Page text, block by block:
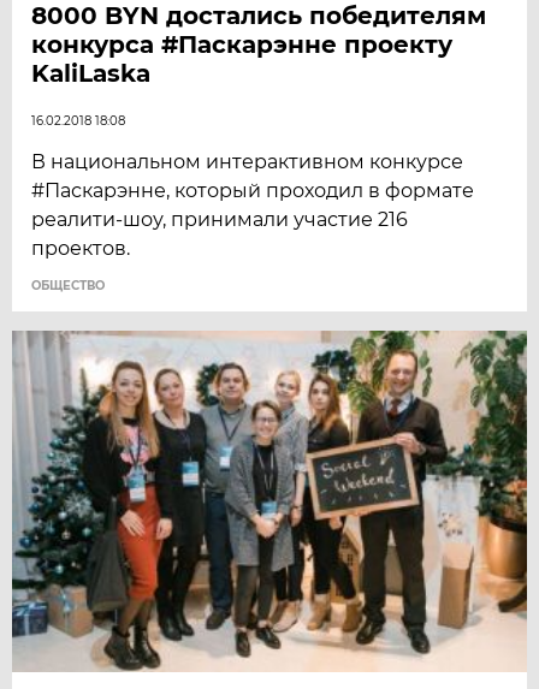
8000 BYN достались победителям
конкурса #Паскарэнне проекту
KaliLaska
16.02.2018 18:08
В национальном интерактивном конкурсе
#Паскарэнне, который проходил в формате
реалити-шоу, принимали участие 216
проектов.
ОБЩЕСТВО